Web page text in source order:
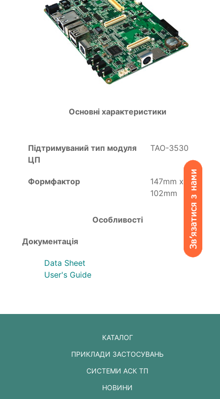
Основні характеристики
Підтримуваний тип модуля
ЦП
TAO-3530
Формфактор
147mm x
102mm
Особливості
Документація
Data Sheet
User's Guide
КАТАЛОГ
ПРИКЛАДИ ЗАСТОСУВАНЬ
СИСТЕМИ АСК ТП
НОВИНИ